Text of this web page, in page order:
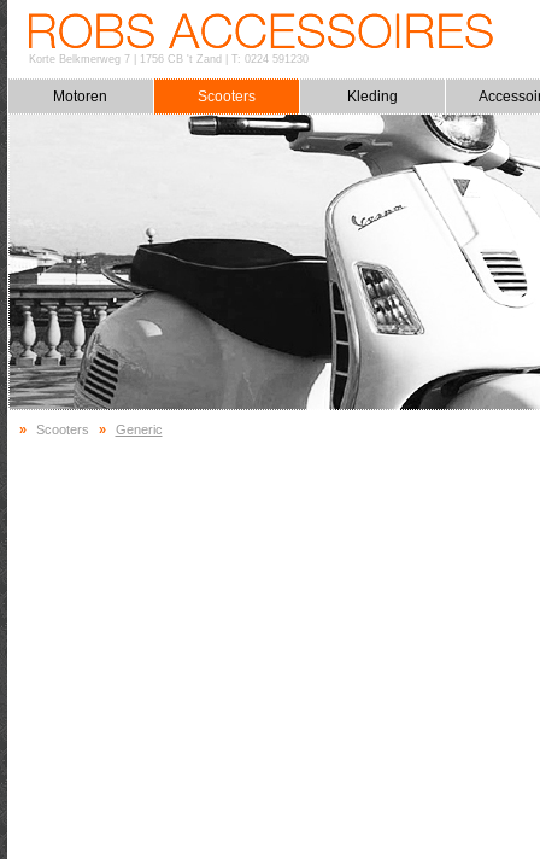
Korte Belkmerweg 7| 1756 CB 't Zand T: 0224 591230
Motoren Scooters Kleding
» Scooters » Generic